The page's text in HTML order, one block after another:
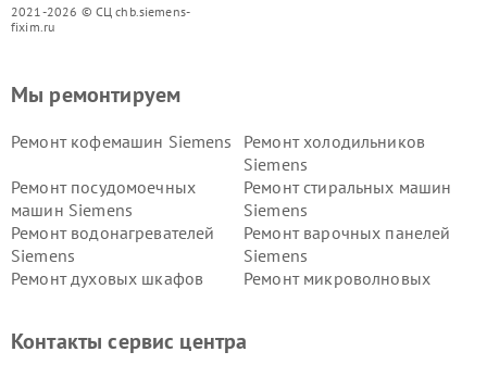
2021-2026 © СЦ chb.siemens-
fixim.ru
Мы ремонтируем
Ремонт кофемашин Siemens
Ремонт холодильников
Siemens
Ремонт посудомоечных
машин Siemens
Ремонт стиральных машин
Siemens
Ремонт водонагревателей
Siemens
Ремонт варочных панелей
Siemens
Ремонт духовых шкафов
Ремонт микроволновых
Siemens
Siemens
Контакты сервис центра